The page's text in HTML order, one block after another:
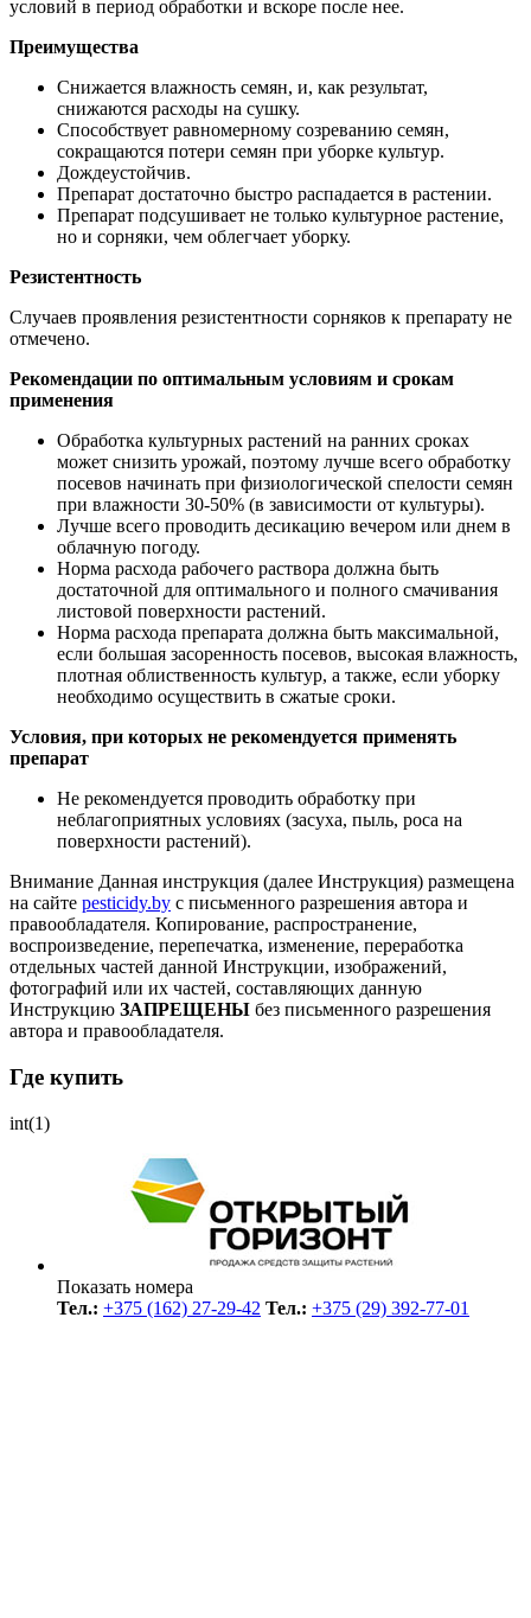
условий в период обработки и вскоре после нее.
Преимущества
Снижается влажность семян, и, как результат,
снижаются расходы на сушку.
Способствует равномерному созреванию семян,
сокращаются потери семян при уборке культур.
Дождеустойчив.
Препарат достаточно быстро распадается в растении.
Препарат подсушивает не только культурное растение,
но и сорняки, чем облегчает уборку.
Резистентность
Случаев проявления резистентности сорняков к препарату не
отмечено.
Рекомендации по оптимальным условиям и срокам
применения
Обработка культурных растений на ранних сроках
может снизить урожай, поэтому лучше всего обработку
посевов начинать при физиологической спелости семян
при влажности 30-50% (в зависимости от культуры).
Лучше всего проводить десикацию вечером или днем в
облачную погоду.
Норма расхода рабочего раствора должна быть
достаточной для оптимального и полного смачивания
листовой поверхности растений.
Норма расхода препарата должна быть максимальной,
если большая засоренность посевов, высокая влажность,
плотная облиственность культур, а также, если уборку
необходимо осуществить в сжатые сроки.
Условия, при которых не рекомендуется применять
препарат
Не рекомендуется проводить обработку при
неблагоприятных условиях (засуха, пыль, роса на
поверхности растений).
Внимание Данная инструкция (далее Инструкция) размещена
на сайте pesticidy.by с письменного разрешения автора и
правообладателя. Копирование, распространение,
воспроизведение, перепечатка, изменение, переработка
отдельных частей данной Инструкции, изображений,
фотографий или их частей, составляющих данную
Инструкцию ЗАПРЕЩЕНЫ без письменного разрешения
автора и правообладателя.
Где купить
int(1)
Показать номера
Тел.: +375 (162) 27-29-42 Тел.: +375 (29) 392-77-01